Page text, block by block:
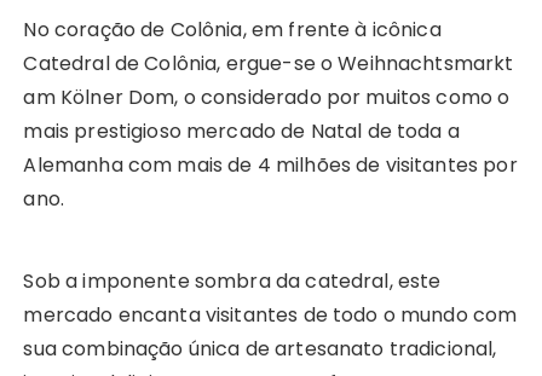
No coração de Colônia, em frente à icônica
Catedral de Colônia, ergue-se o Weihnachtsmarkt
am Kölner Dom, o considerado por muitos como o
mais prestigioso mercado de Natal de toda a
Alemanha com mais de 4 milhões de visitantes por
ano.
Sob a imponente sombra da catedral, este
mercado encanta visitantes de todo o mundo com
sua combinação única de artesanato tradicional,